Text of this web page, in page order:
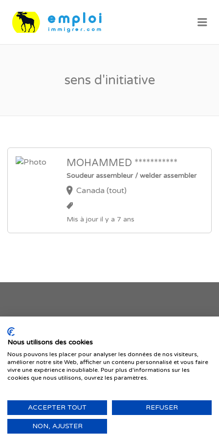
sens d'initiative
MOHAMMED ***********
Soudeur assembleur / welder assembler
Canada (tout)
Mis à jour il y a 7 ans
Je publie mon offre
© 1999-2026 IMMIGRER.COM INC. — TOUS DROITS RÉSERVÉS
Nous utilisons des cookies
Nous pouvons les placer pour analyser les données de nos visiteurs,
améliorer notre site Web, afficher un contenu personnalisé et vous faire
vivre une expérience inoubliable. Pour plus d'informations sur les
cookies que nous utilisons, ouvrez les paramètres.
ACCEPTER TOUT REFUSER
NON, AJUSTER